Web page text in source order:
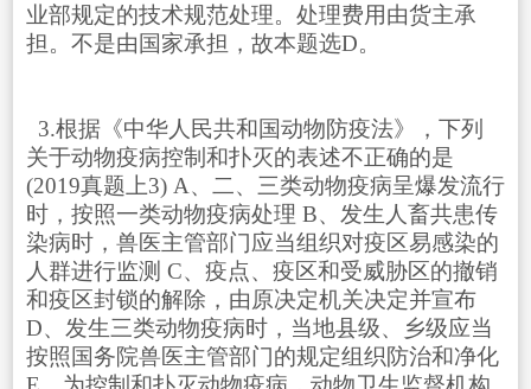
业部规定的技术规范处理。处理费用由货主承
担。不是由国家承担，故本题选D。
3.根据《中华人民共和国动物防疫法》，下列
关于动物疫病控制和扑灭的表述不正确的是
(2019真题上3) A、二、三类动物疫病呈爆发流行
时，按照一类动物疫病处理 B、发生人畜共患传
染病时，兽医主管部门应当组织对疫区易感染的
人群进行监测 C、疫点、疫区和受威胁区的撤销
和疫区封锁的解除，由原决定机关决定并宣布
D、发生三类动物疫病时，当地县级、乡级应当
按照国务院兽医主管部门的规定组织防治和净化